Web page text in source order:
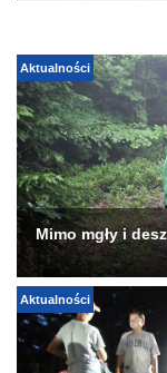
Aktualności
Mimo mgły i
Aktualności